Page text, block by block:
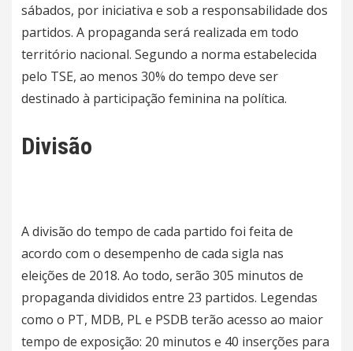
sábados, por iniciativa e sob a responsabilidade dos
partidos. A propaganda será realizada em todo
território nacional. Segundo a norma estabelecida
pelo TSE, ao menos 30% do tempo deve ser
destinado à participação feminina na política.
Divisão
A divisão do tempo de cada partido foi feita de
acordo com o desempenho de cada sigla nas
eleições de 2018. Ao todo, serão 305 minutos de
propaganda divididos entre 23 partidos. Legendas
como o PT, MDB, PL e PSDB terão acesso ao maior
tempo de exposição: 20 minutos e 40 inserções para